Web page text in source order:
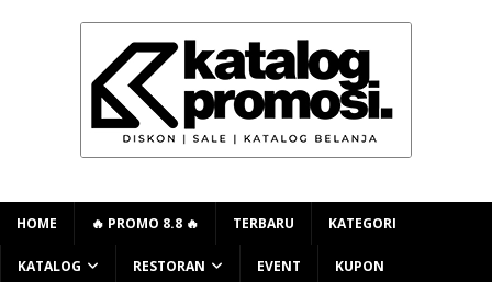
HOME 🔥 PROMO 8.8 🔥 TERBARU KATEGORI
KATALOG RESTORAN EVENT KUPON